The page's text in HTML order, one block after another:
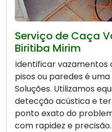
Serviço de Caça
Biritiba Mirim
Identificar vazamentos
pisos ou paredes é
Soluções. Utilizamos
detecção acústica e
ponto exato do
com rapidez e precisão.